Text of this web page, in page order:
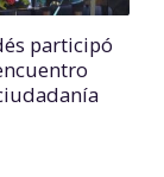
participó